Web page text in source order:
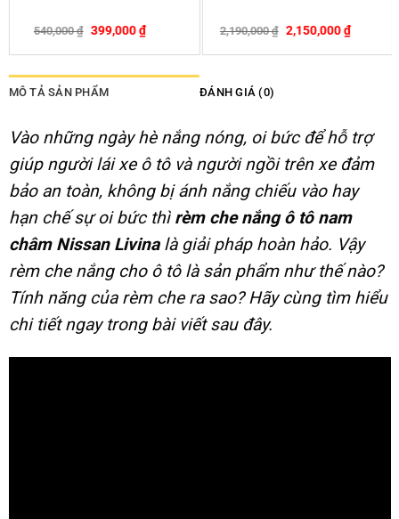
99,000₫ 260,000 ₫ – 350,000
MÔ TẢ SẢN PHẨM ĐÁNH GIÁ (0)
Vào những ngày hè nắng nóng, oi bức để hỗ trợ
giúp người lái xe ô tô và người ngồi trên xe đảm
bảo an toàn, không bị ánh nắng chiếu vào hay
hạn chế sự oi bức thì rèm che nắng ô tô nam
châm Nissan Livinalà giải pháp hoàn hảo. Vậy
rèm che nắng cho ô tô là sản phẩm như thế nào?
Tính năng của rèm che ra sao? Hãy cùng tìm hiểu
chi tiết ngay trong bài viết sau đây.